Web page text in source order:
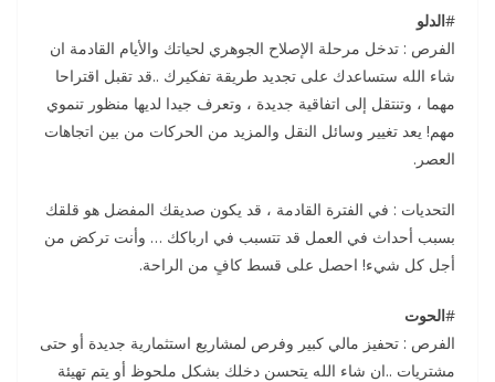
#الدلو
الفرص : تدخل مرحلة الإصلاح الجوهري لحياتك والأيام القادمة ان
شاء الله ستساعدك على تجديد طريقة تفكيرك ..قد تقبل اقتراحا
مهما ، وتنتقل إلى اتفاقية جديدة ، وتعرف جيدا لديها منظور تنموي
مهم! يعد تغيير وسائل النقل والمزيد من الحركات من بين اتجاهات
العصر.
التحديات : في الفترة القادمة ، قد يكون صديقك المفضل هو قلقك
بسبب أحداث في العمل قد تتسبب في ارباكك … وأنت تركض من
أجل كل شيء! احصل على قسط كافٍ من الراحة.
#الحوت
الفرص : تحفيز مالي كبير وفرص لمشاريع استثمارية جديدة أو حتى
مشتريات ..ان شاء الله يتحسن دخلك بشكل ملحوظ أو يتم تهيئة